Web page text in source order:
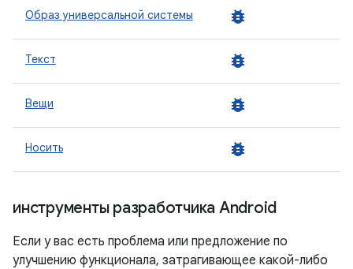
Образ универсальной системы bug_report
Текст bug_report
Вещи bug_report
Носить bug_report
инструменты разработчика Android
Если у вас есть проблема или предложение по
улучшению функционала, затрагивающее какой-либо